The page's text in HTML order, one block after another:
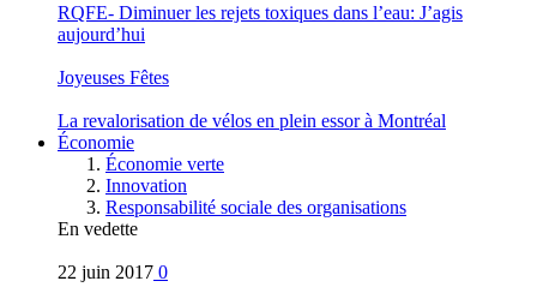
RQFE- Diminuer les rejets toxiques dans l’eau: J’agis
aujourd’hui
Joyeuses Fêtes
La revalorisation de vélos en plein essor à Montréal
Économie
Économie verte
Innovation
Responsabilité sociale des organisations
En vedette
22 juin 2017 0